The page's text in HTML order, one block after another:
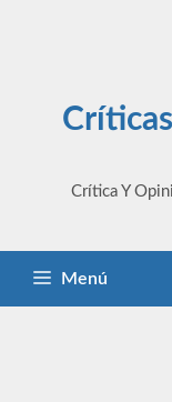
Crítica Y
Menú